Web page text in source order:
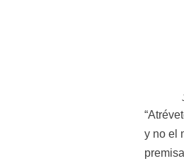
y no el